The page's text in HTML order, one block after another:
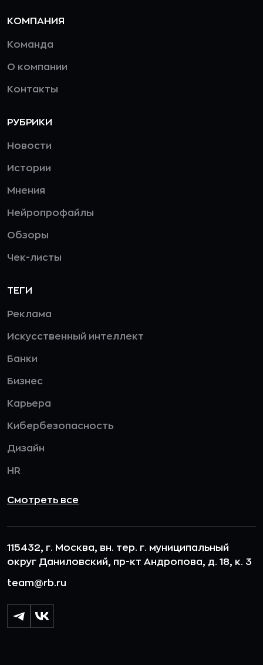
КОМПАНИЯ
Команда
О компании
Контакты
РУБРИКИ
Новости
Истории
Мнения
Нейропрофайлы
Обзоры
Чек-листы
ТЕГИ
Реклама
Искусственный интеллект
Банки
Бизнес
Карьера
Кибербезопасность
Дизайн
HR
Смотреть все
115432, г. Москва, вн. тер. г. муниципальный
округ Даниловский, пр-кт Андропова, д. 18, к. 3
team@rb.ru